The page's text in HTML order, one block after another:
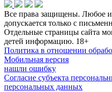
Все права защищены. Любое
допускается только с
Отдельные страницы сайта
детей информацию. 18+
Политика в отношении
Мобильная версия
нашли ошибку
Согласие субъекта
персональных данных